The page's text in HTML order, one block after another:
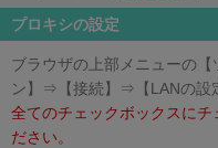
プロキシの設定
ブラウザの上部メニューの
ン】⇒【接続】⇒【LANの設
全てのチェックボックスにチ
ださい。